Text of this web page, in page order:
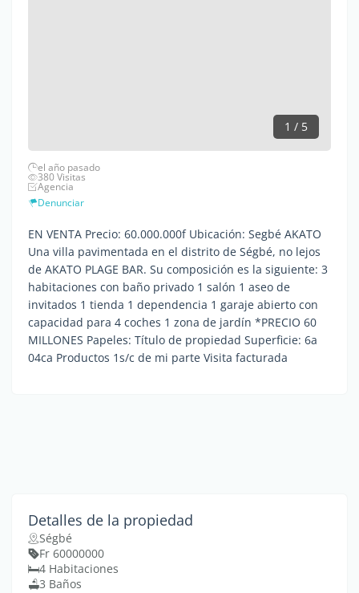
1 / 5
el año pasado
380 Visitas
Agencia
Denunciar
EN VENTA Precio: 60.000.000f Ubicación: Segbé AKATO
Una villa pavimentada en el distrito de Ségbé, no lejos
de AKATO PLAGE BAR. Su composición es la siguiente: 3
habitaciones con baño privado 1 salón 1 aseo de
invitados 1 tienda 1 dependencia 1 garaje abierto con
capacidad para 4 coches 1 zona de jardín *PRECIO 60
MILLONES Papeles: Título de propiedad Superficie: 6a
04ca Productos 1s/c de mi parte Visita facturada
Detalles de la propiedad
Ségbé
Fr 60000000
4 Habitaciones
3 Baños